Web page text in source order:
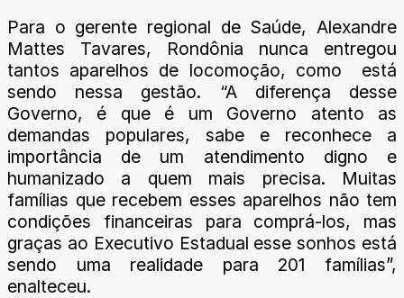
Para o gerente regional de Saúde, Alexandre
Mattes Tavares, Rondônia nunca entregou
tantos aparelhos de locomoção, como está
sendo nessa gestão. “A diferença desse
Governo, é que é um Governo atento as
demandas populares, sabe e reconhece a
importância de um atendimento digno e
humanizado a quem mais precisa. Muitas
famílias que recebem esses aparelhos não tem
condições financeiras para comprá-los, mas
graças ao Executivo Estadual esse sonhos está
sendo uma realidade para 201 famílias”,
enalteceu.